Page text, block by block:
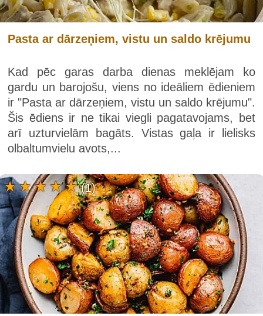
Pasta ar dārzeņiem, vistu un saldo krējumu
Kad pēc garas darba dienas meklējam ko
gardu un barojošu, viens no ideāliem ēdieniem
ir "Pasta ar dārzeņiem, vistu un saldo krējumu".
Šis ēdiens ir ne tikai viegli pagatavojams, bet
arī uzturvielām bagāts. Vistas gaļa ir lielisks
olbaltumvielu avots,...
(1)